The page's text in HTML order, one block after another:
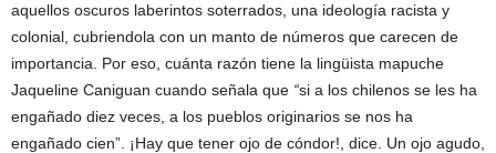
aquellos oscuros laberintos soterrados, una ideología racista y
colonial, cubriendola con un manto de números que carecen de
importancia. Por eso, cuánta razón tiene la lingüista mapuche
Jaqueline Caniguan cuando señala que “si a los chilenos se les ha
engañado diez veces, a los pueblos originarios se nos ha
engañado cien”. ¡Hay que tener ojo de cóndor!, dice. Un ojo agudo,